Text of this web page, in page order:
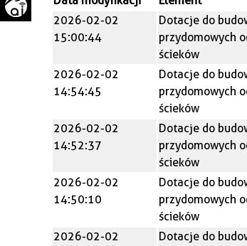
WAŻNE TELEFONY
GAZETA SAMORZĄDOWA
PRZESTRZENNE
2026-02-02
15:00:44
Dotacje do
przydomowych
ścieków
2026-02-02
14:54:45
Dotacje do
przydomowych
ścieków
2026-02-02
14:52:37
Dotacje do
przydomowych
ścieków
2026-02-02
14:50:10
Dotacje do
przydomowych
ścieków
2026-02-02
Dotacje do